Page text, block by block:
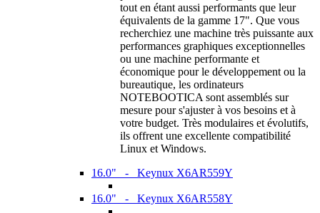
tout en étant aussi performants que leur
équivalents de la gamme 17". Que vous
recherchiez une machine très puissante aux
performances graphiques exceptionnelles
ou une machine performante et
économique pour le développement ou la
bureautique, les ordinateurs
NOTEBOOTICA sont assemblés sur
mesure pour s'ajuster à vos besoins et à
votre budget. Très modulaires et évolutifs,
ils offrent une excellente compatibilité
Linux et Windows.
16.0" - Keynux X6AR559Y
16.0" - Keynux X6AR558Y